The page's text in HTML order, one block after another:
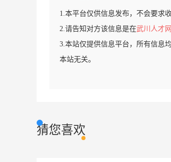
1.本平台仅供信息发布，不会要求
2.请告知对方该信息是在武川人才网
3.本站仅提供信息平台，所有信息
本站无关。
猜您喜欢